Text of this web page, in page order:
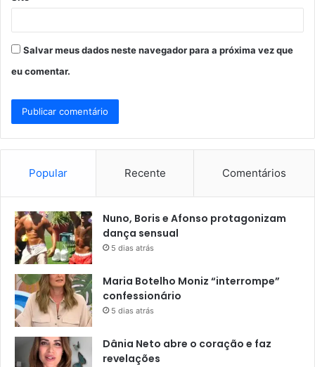
Salvar meus dados neste navegador para a próxima vez que
eu comentar.
Popular Recente Comentários
Nuno, Boris e Afonso protagonizam
dança sensual
5 dias atrás
Maria Botelho Moniz “interrompe”
confessionário
5 dias atrás
Dânia Neto abre o coração e faz
revelações